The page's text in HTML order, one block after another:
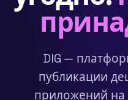
DIG —
публикации
приложений на